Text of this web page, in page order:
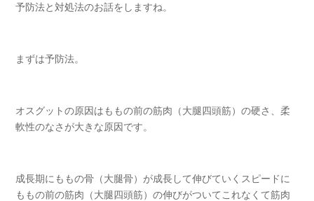
予防法と対処法のお話をしますね。
まずは予防法。
オスグットの原因はももの前の筋肉（大腿四頭筋）の硬さ、柔
軟性のなさが大きな原因です。
成長期にももの骨（大腿骨）が成長して伸びていくスピードに
ももの前の筋肉（大腿四頭筋）の伸びがついてこれなくて筋肉